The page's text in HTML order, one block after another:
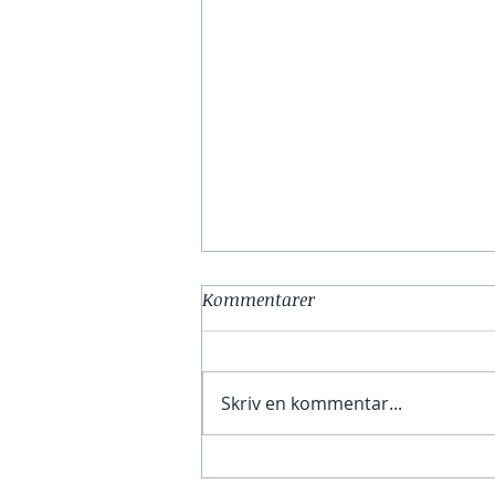
Hej kropsnørd
Kommentarer
Skriv en kommentar...